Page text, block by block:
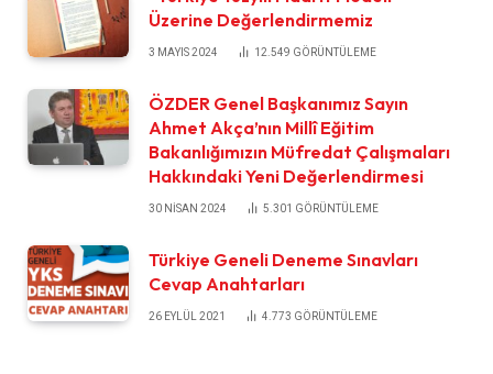
Üzerine Değerlendirmemiz
3 MAYIS 2024 12.549 GÖRÜNTÜLEME
ÖZDER Genel Başkanımız Sayın
Ahmet Akça’nın Millî Eğitim
Bakanlığımızın Müfredat Çalışmaları
Hakkındaki Yeni Değerlendirmesi
30 NISAN 2024 5.301 GÖRÜNTÜLEME
Türkiye Geneli Deneme Sınavları
Cevap Anahtarları
26 EYLÜL 2021 4.773 GÖRÜNTÜLEME